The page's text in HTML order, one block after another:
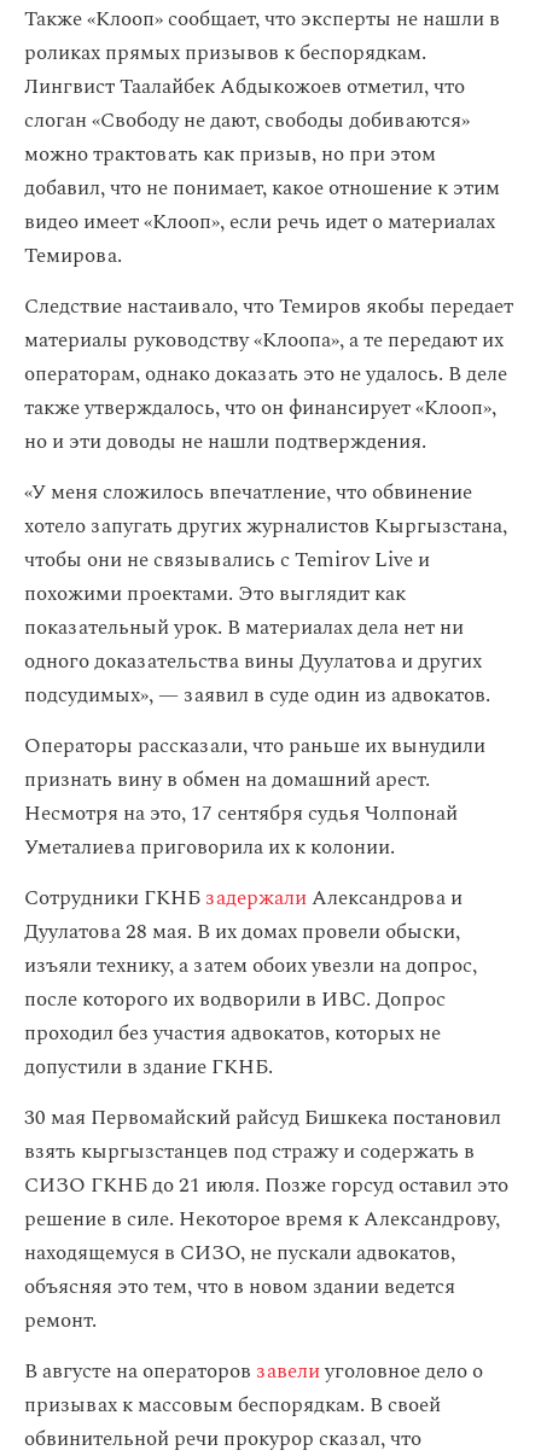
Также «Клооп» сообщает, что эксперты не нашли в
роликах прямых призывов к беспорядкам.
Лингвист Таалайбек Абдыкожоев отметил, что
слоган «Свободу не дают, свободы добиваются»
можно трактовать как призыв, но при этом
добавил, что не понимает, какое отношение к этим
видео имеет «Клооп», если речь идет о материалах
Темирова.
Следствие настаивало, что Темиров якобы передает
материалы руководству «Клоопа», а те передают их
операторам, однако доказать это не удалось. В деле
также утверждалось, что он финансирует «Клооп»,
но и эти доводы не нашли подтверждения.
«У меня сложилось впечатление, что обвинение
хотело запугать других журналистов Кыргызстана,
чтобы они не связывались с Temirov Live и
похожими проектами. Это выглядит как
показательный урок. В материалах дела нет ни
одного доказательства вины Дуулатова и других
подсудимых», — заявил в суде один из адвокатов.
Операторы рассказали, что раньше их вынудили
признать вину в обмен на домашний арест.
Несмотря на это, 17 сентября судья Чолпонай
Уметалиева приговорила их к колонии.
Сотрудники ГКНБзадержалиАлександрова и
Дуулатова 28 мая. В их домах провели обыски,
изъяли технику, а затем обоих увезли на допрос,
после которого их водворили в ИВС. Допрос
проходил без участия адвокатов, которых не
допустили в здание ГКНБ.
30 мая Первомайский райсуд Бишкека постановил
взять кыргызстанцев под стражу и содержать в
СИЗО ГКНБ до 21 июля. Позже горсуд оставил это
решение в силе. Некоторое время к Александрову,
находящемуся в СИЗО, не пускали адвокатов,
объясняя это тем, что в новом здании ведется
ремонт.
В августе на операторов завелиуголовное дело о
призывах к массовым беспорядкам. В своей
обвинительной речи прокурор сказал, что